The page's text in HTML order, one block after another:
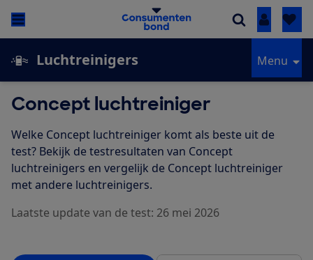
Inloggen
Luchtreinigers Menu
Concept luchtreiniger
Welke Concept luchtreiniger komt als beste uit de
test? Bekijk de testresultaten van Concept
luchtreinigers en vergelijk de Concept luchtreiniger
met andere luchtreinigers.
Laatste update van de test: 26 mei 2026